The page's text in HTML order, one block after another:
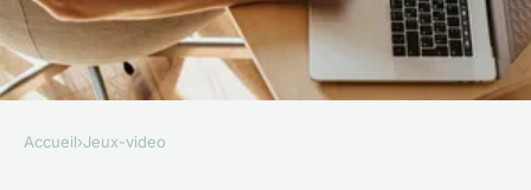
Accueil›Jeux-video